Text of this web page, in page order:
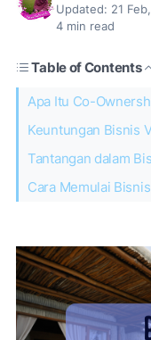
Updated: 21
4 min read
Table of Contents
Apa Itu Co-
Keuntungan Bisnis
Tantangan dalam
Cara Memulai